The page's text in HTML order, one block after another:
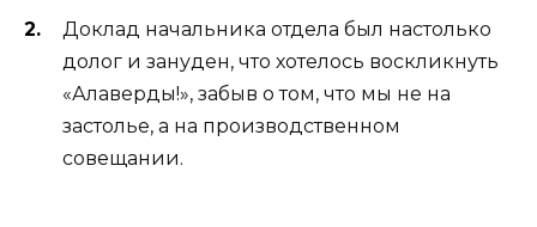
Доклад начальника отдела был настолько
долог и зануден, что хотелось воскликнуть
«Алаверды!», забыв о том, что мы не на
застолье, а на производственном
совещании.